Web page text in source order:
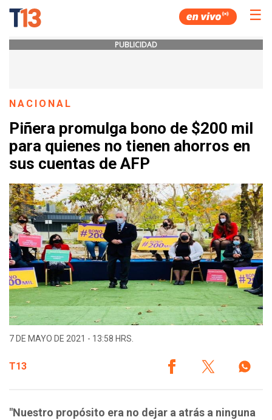
☰
PUBLICIDAD
NACIONAL
Piñera promulga bono de $200 mil
para quienes no tienen ahorros en
sus cuentas de AFP
7 DE MAYO DE 2021 - 13:58 HRS.
T13
"Nuestro propósito era no dejar a atrás a ninguna